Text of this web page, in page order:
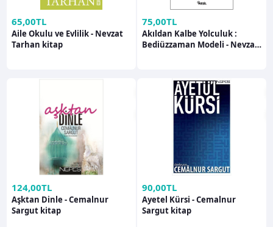
65,00TL
Aile Okulu ve Evlilik - Nevzat
Tarhan kitap
75,00TL
Akıldan Kalbe Yolculuk :
Bediüzzaman Modeli - Nevzat
124,00TL
Aşktan Dinle - Cemalnur
Sargut kitap
90,00TL
Ayetel Kürsi - Cemalnur
Sargut kitap